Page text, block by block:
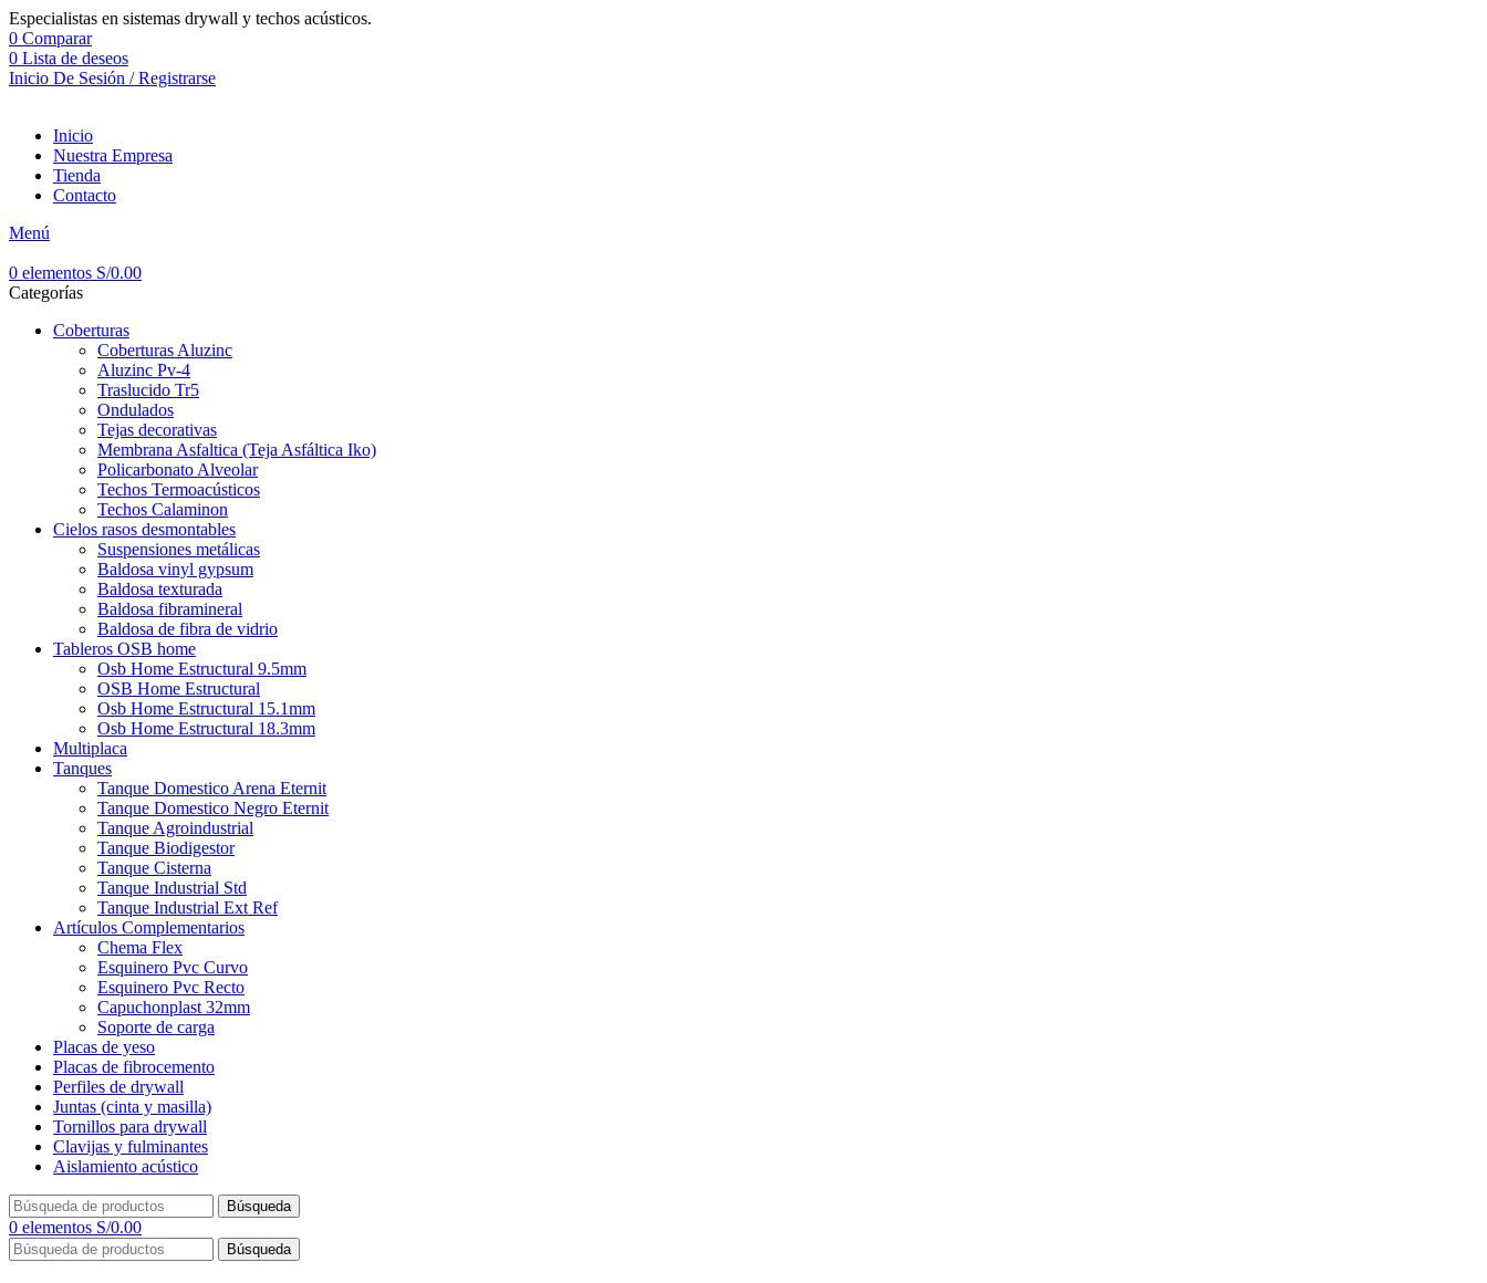
Especialistas en sistemas drywall y techos acústicos.
0 Comparar
0 Lista de deseos
Inicio De Sesión / Registrarse
Inicio
Nuestra Empresa
Tienda
Contacto
Menú
0 elementos S/0.00
Categorías
Coberturas
Coberturas Aluzinc
Aluzinc Pv-4
Traslucido Tr5
Ondulados
Tejas decorativas
Membrana Asfaltica (Teja Asfáltica Iko)
Policarbonato Alveolar
Techos Termoacústicos
Techos Calaminon
Cielos rasos desmontables
Suspensiones metálicas
Baldosa vinyl gypsum
Baldosa texturada
Baldosa fibramineral
Baldosa de fibra de vidrio
Tableros OSB home
Osb Home Estructural 9.5mm
OSB Home Estructural
Osb Home Estructural 15.1mm
Osb Home Estructural 18.3mm
Multiplaca
Tanques
Tanque Domestico Arena Eternit
Tanque Domestico Negro Eternit
Tanque Agroindustrial
Tanque Biodigestor
Tanque Cisterna
Tanque Industrial Std
Tanque Industrial Ext Ref
Artículos Complementarios
Chema Flex
Esquinero Pvc Curvo
Esquinero Pvc Recto
Capuchonplast 32mm
Soporte de carga
Placas de yeso
Placas de fibrocemento
Perfiles de drywall
Juntas (cinta y masilla)
Tornillos para drywall
Clavijas y fulminantes
Aislamiento acústico
Búsqueda
0 elementos S/0.00
Búsqueda